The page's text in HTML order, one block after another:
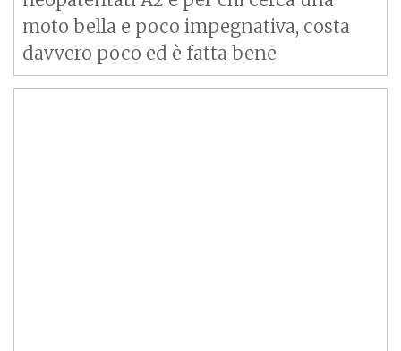
moto bella e poco impegnativa, costa
davvero poco ed è fatta bene